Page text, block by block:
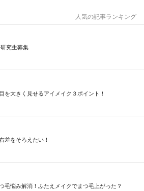
人気の記事ランキング
究生募集
を大きく見せるアイメイク３ポイント！
差をそろえたい！
毛悩み解消！ふたえメイクでまつ毛上がった？